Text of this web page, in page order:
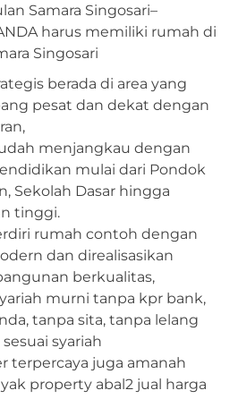
Samara Singosari–
harus memiliki rumah di
Singosari
berada di area yang
pesat dan dekat dengan
menjangkau dengan
mulai dari Pondok
Sekolah Dasar hingga
tinggi.
rumah contoh dengan
dan direalisasikan
berkualitas,
murni tanpa kpr bank,
tanpa sita, tanpa lelang
syariah
terpercaya juga amanah
property abal2 jual harga